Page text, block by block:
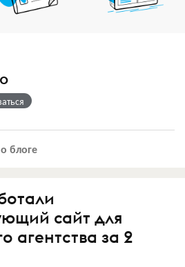
о блоге
сайт для
агентства за 2